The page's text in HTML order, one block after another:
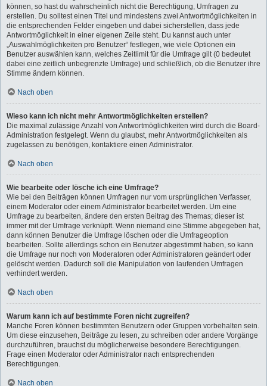
können, so hast du wahrscheinlich nicht die Berechtigung, Umfragen zu
erstellen. Du solltest einen Titel und mindestens zwei Antwortmöglichkeiten in
die entsprechenden Felder eingeben und dabei sicherstellen, dass jede
Antwortmöglichkeit in einer eigenen Zeile steht. Du kannst auch unter
„Auswahlmöglichkeiten pro Benutzer“ festlegen, wie viele Optionen ein
Benutzer auswählen kann, welches Zeitlimit für die Umfrage gilt (0 bedeutet
dabei eine zeitlich unbegrenzte Umfrage) und schließlich, ob die Benutzer ihre
Stimme ändern können.
Nach oben
Wieso kann ich nicht mehr Antwortmöglichkeiten erstellen?
Die maximal zulässige Anzahl von Antwortmöglichkeiten wird durch die Board-
Administration festgelegt. Wenn du glaubst, mehr Antwortmöglichkeiten als
zugelassen zu benötigen, kontaktiere einen Administrator.
Nach oben
Wie bearbeite oder lösche ich eine Umfrage?
Wie bei den Beiträgen können Umfragen nur vom ursprünglichen Verfasser,
einem Moderator oder einem Administrator bearbeitet werden. Um eine
Umfrage zu bearbeiten, ändere den ersten Beitrag des Themas; dieser ist
immer mit der Umfrage verknüpft. Wenn niemand eine Stimme abgegeben hat,
dann können Benutzer die Umfrage löschen oder die Umfrageoption
bearbeiten. Sollte allerdings schon ein Benutzer abgestimmt haben, so kann
die Umfrage nur noch von Moderatoren oder Administratoren geändert oder
gelöscht werden. Dadurch soll die Manipulation von laufenden Umfragen
verhindert werden.
Nach oben
Warum kann ich auf bestimmte Foren nicht zugreifen?
Manche Foren können bestimmten Benutzern oder Gruppen vorbehalten sein.
Um diese einzusehen, Beiträge zu lesen, zu schreiben oder andere Vorgänge
durchzuführen, brauchst du möglicherweise besondere Berechtigungen.
Frage einen Moderator oder Administrator nach entsprechenden
Berechtigungen.
Nach oben